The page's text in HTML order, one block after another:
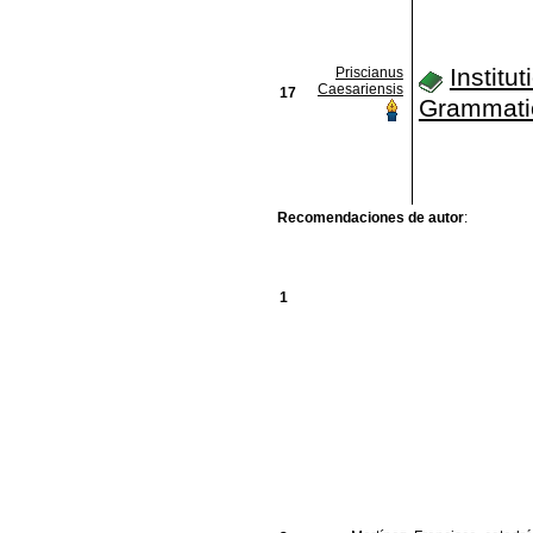
17
Priscianus
Caesariensis
Recomendaciones de autor:
1